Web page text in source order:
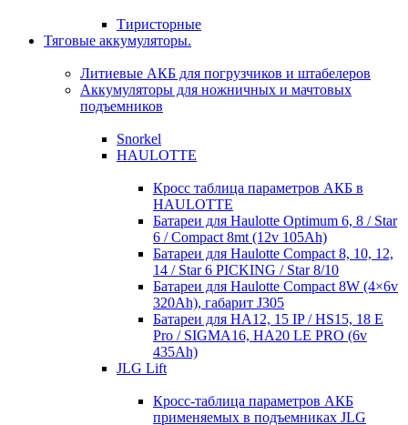
Тиристорные
Тяговые аккумуляторы.
Литиевые АКБ для погрузчиков и штабелеров
Аккумуляторы для ножничных и мачтовых
подъемников
Snorkel
HAULOTTE
Кросc таблица параметров АКБ в
HAULOTTE
Батареи для Haulotte Optimum 6, 8 / Star
6 / Compact 8mt (12v 105Ah)
Батареи для Haulotte Compact 8, 10, 12,
14 / Star 6 PICKING / Star 8/10
Батареи для Haulotte Compact 8W (4×6v
320Ah), габарит J305
Батареи для HA12, 15 IP / HS15, 18 E
Pro / SIGMA16, HA20 LE PRO (6v
435Ah)
JLG Lift
Кросc-таблица параметров АКБ
применяемых в подъемниках JLG